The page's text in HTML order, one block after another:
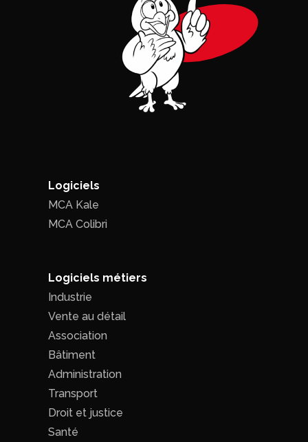
Logiciels
MCA Kale
MCA Colibri
Logiciels métiers
Industrie
Vente au détail
Association
Bâtiment
Administration
Transport
Droit et justice
Santé